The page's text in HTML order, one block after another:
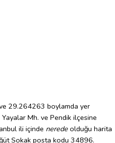
29.264263 boylamda yer
Mh. ve Pendik ilçesine
ili içinde nerede olduğu harita
Sokak posta kodu 34896.